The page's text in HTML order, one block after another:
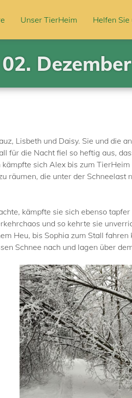
Unser TierHeim Helfen Sie
02.
Lisbeth und Daisy. Sie und die
für die Nacht fiel so heftig aus,
sich Alex bis zum
räumen, die unter der
kämpfte sie sich ebenso
und so kehrte sie
Heu, bis Sophia zum Stall
Schnee nach und lagen über